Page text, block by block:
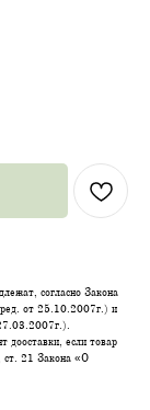
согласно Закона
от 25.10.2007г.) и
дооставки, если товар
ст. 21 Закона «О